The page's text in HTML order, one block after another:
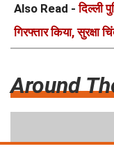
Also Read -दिल्ली
गिरफ्तार किया, सुरक्षा
Around